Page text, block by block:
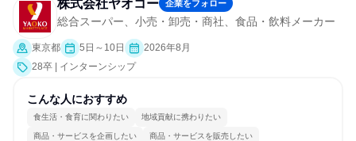
株式会社ヤオコー 企業をフォロー
総合スーパー、小売・卸売・商社、食品・飲料メーカー
東京都 5日～10日
2026年8月
28卒 | インターンシップ
こんな人におすすめ
食生活・食育に関わりたい 地域貢献に携わりたい
商品・サービスを企画したい 商品・サービスを販売したい